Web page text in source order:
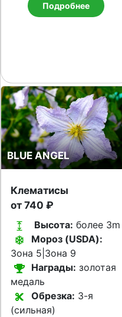
Подробнее
BLUE ANGEL
Клематисы
от 740 ₽
Высота: более 3m
Мороз (USDA):
Зона 5|Зона 9
Награды: золотая
медаль
Обрезка: 3-я
(сильная)